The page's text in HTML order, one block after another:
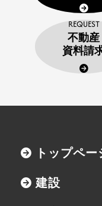
REQUEST
不動産
資料請
トップペー
建設